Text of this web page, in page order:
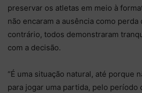
preservar os atletas em meio à
não encaram a ausência como perda
contrário, todos demonstraram
com a decisão.
“É uma situação natural, até porque
para jogar uma partida, pelo período